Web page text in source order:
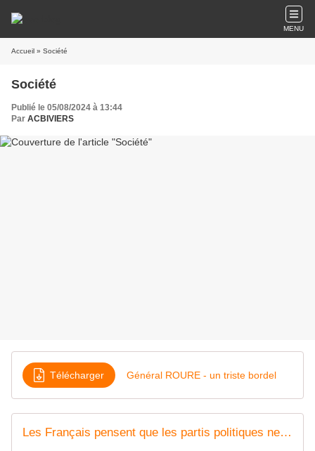
MENU
Accueil » Société
Société
Publié le 05/08/2024 à 13:44
Par ACBIVIERS
Télécharger Général ROURE - un triste bordel
Les Français pensent que les partis politiques ne sont ni crédibles ni porteurs de solutions mais comment en sont-ils arrivés là ?